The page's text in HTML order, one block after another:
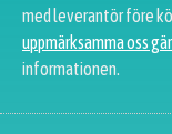
med leverantör före
uppmärksamma oss
informationen.